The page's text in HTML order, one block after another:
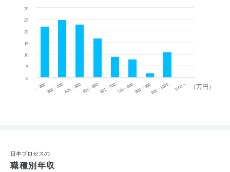
（万円）
~ 300 301 ~ 400 401 ~ 500501 ~ 600601 ~ 700701 ~ 800801 ~ 900901 ~ 1000 1001 ~
0
5
10
15
20
25
30
日本プロセスの
職種別年収